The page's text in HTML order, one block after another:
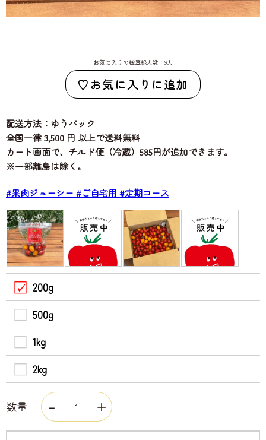
お気に入りの総登録人数：9人
お気に入りに追加
配送方法：ゆうパック
全国一律 3,500 円 以上で送料無料
カート画面で、チルド便（冷蔵）585円が追加できます。
※一部離島は除く。
#果肉ジューシー #ご自宅用 #定期コース
200g
500g
1kg
2kg
数量